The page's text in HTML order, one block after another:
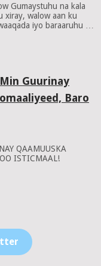
Gumaystuhu na kala
xiray, walow aan ku
iyo baraaruhu …
Guurinay
Baro
QAAMUUSKA
ISTICMAAL!